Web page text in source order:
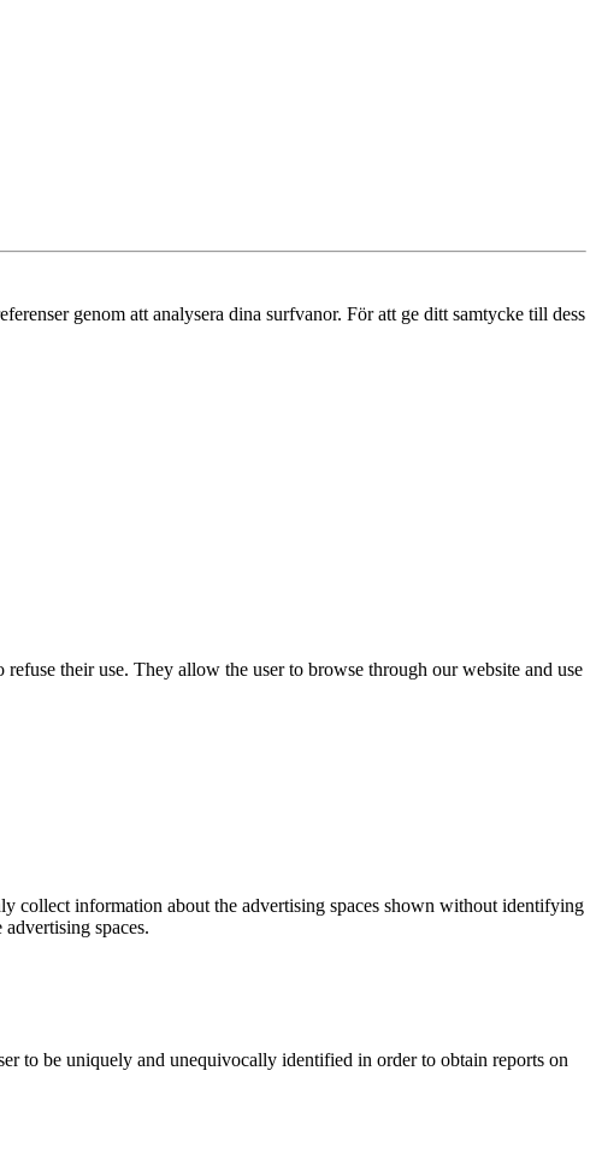
genom att analysera dina surfvanor. För att ge ditt samtycke till dess
their use. They allow the user to browse through our website and use
collect information about the advertising spaces shown without identifying
spaces.
to be uniquely and unequivocally identified in order to obtain reports on